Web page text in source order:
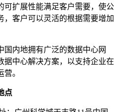
可扩展性能满足客户需要，使公
，客户可以灵活的根据需要增加
国内地拥有广泛的数据中心网
据中心解决方案，以支持企业在
。
点